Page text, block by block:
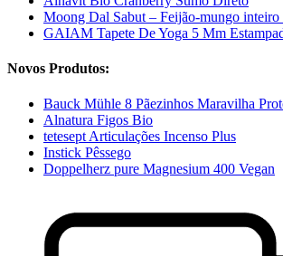
Moong Dal Sabut – Feijão-mungo
GAIAM Tapete De Yoga 5 Mm
Novos Produtos:
Bauck Mühle 8 Pãezinhos Maravilha
Alnatura Figos Bio
tetesept Articulações Incenso Plus
Instick Pêssego
Doppelherz pure Magnesium 400 Vegan